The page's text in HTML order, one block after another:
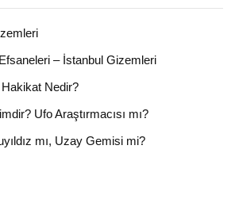
– İstanbul Gizemleri
Nedir?
Ufo Araştırmacısı mı?
mı, Uzay Gemisi mi?